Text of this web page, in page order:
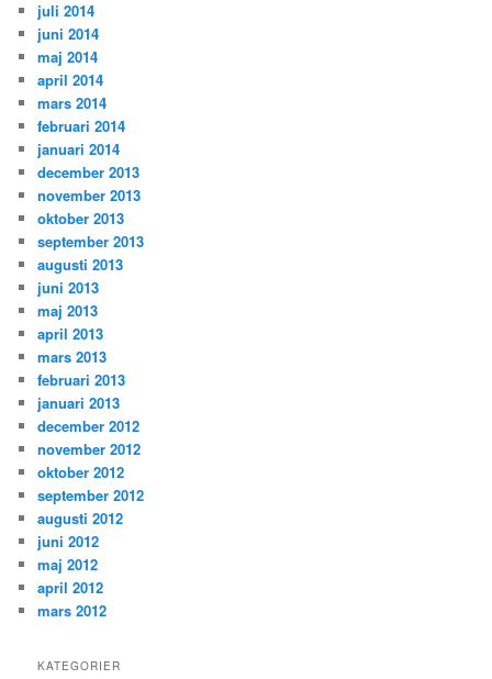
juli 2014
juni 2014
maj 2014
april 2014
mars 2014
februari 2014
januari 2014
december 2013
november 2013
oktober 2013
september 2013
augusti 2013
juni 2013
maj 2013
april 2013
mars 2013
februari 2013
januari 2013
december 2012
november 2012
oktober 2012
september 2012
augusti 2012
juni 2012
maj 2012
april 2012
mars 2012
KATEGORIER